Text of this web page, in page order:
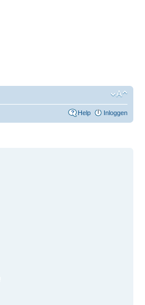
Help Inloggen